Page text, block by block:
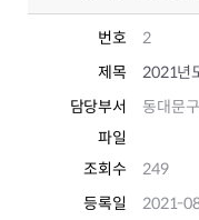
번호
2
제목
2021년
담당부서
동대문
파일
조회수
249
등록일
2021-